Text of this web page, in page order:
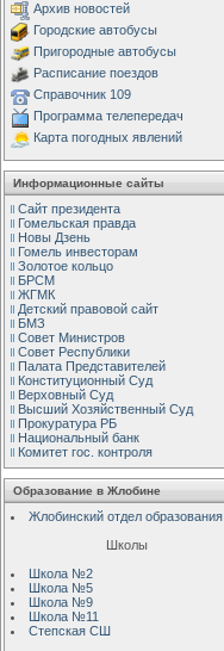
Архив новостей
Городские автобусы
Пригородные автобусы
Расписание поездов
Справочник 109
Программа телепередач
Карта погодных явлений
Информационные сайты
Сайт президента
Гомельская правда
Новы Дзень
Гомель инвесторам
Золотое кольцо
БРСМ
ЖГМК
Детский правовой сайт
БМЗ
Совет Министров
Совет Республики
Палата Представителей
Конституционный Cуд
Верховный Cуд
Высший Хозяйственный Суд
Прокуратура РБ
Национальный банк
Комитет гос. контроля
Образование в Жлобине
Жлобинский отдел образования
Школы
Школа №2
Школа №5
Школа №9
Школа №11
Степская СШ